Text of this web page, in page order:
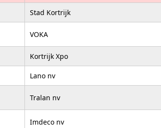
Stad Kortrijk
VOKA
Kortrijk Xpo
Lano nv
Tralan nv
Imdeco nv